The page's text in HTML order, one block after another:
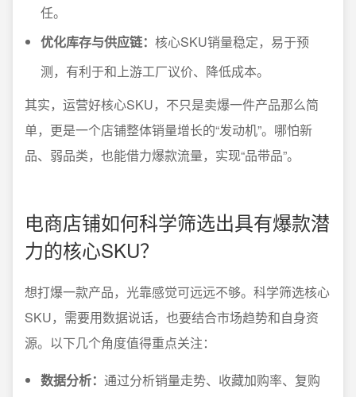
任。
优化库存与供应链： 核心SKU销量稳定，易于预
测，有利于和上游工厂议价、降低成本。
其实，运营好核心SKU，不只是卖爆一件产品那么简
单，更是一个店铺整体销量增长的“发动机”。哪怕新
品、弱品类，也能借力爆款流量，实现“品带品”。
电商店铺如何科学筛选出具有爆款潜
力的核心SKU？
想打爆一款产品，光靠感觉可远远不够。科学筛选核心
SKU，需要用数据说话，也要结合市场趋势和自身资
源。以下几个角度值得重点关注：
数据分析： 通过分析销量走势、收藏加购率、复购